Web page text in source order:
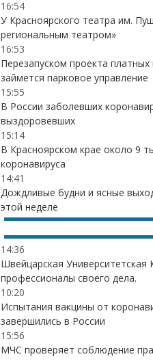
16:54
У Красноярского театра им.
региональным театром»
16:53
Перезапуском проекта
займется парковое управление
15:55
В России заболевших
выздоровевших
15:14
В Красноярском крае около 9
коронавируса
14:41
Дождливые будни и ясные
этой неделе
14:36
Швейцарская Университетская
профессионалы своего дела.
10:20
Испытания вакцины от
завершились в России
15:56
МЧС проверяет соблюдение